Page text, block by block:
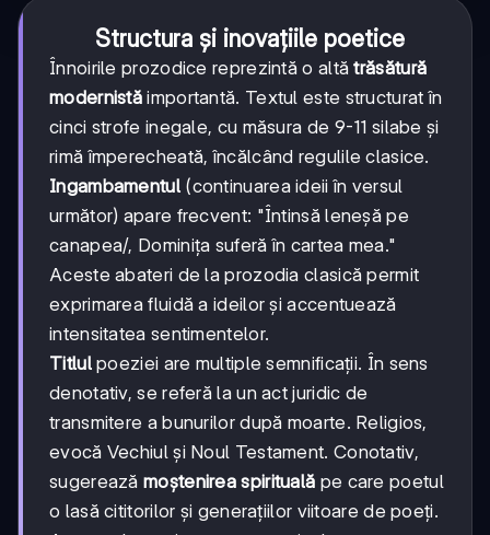
Structura și inovațiile poetice
Înnoirile prozodice reprezintă o altătrăsătură
modernistă importantă. Textul este structurat în
cinci strofe inegale, cu măsura de 9-11 silabe și
rimă împerecheată, încălcând regulile clasice.
Ingambamentul(continuarea ideii în versul
următor) apare frecvent: "Întinsă leneșă pe
canapea/, Dominița suferă în cartea mea."
Aceste abateri de la prozodia clasică permit
exprimarea fluidă a ideilor și accentuează
intensitatea sentimentelor.
Titlulpoeziei are multiple semnificații. În sens
denotativ, se referă la un act juridic de
transmitere a bunurilor după moarte. Religios,
evocă Vechiul și Noul Testament. Conotativ,
sugereazămoștenirea spirituală pe care poetul
o lasă cititorilor și generațiilor viitoare de poeți.